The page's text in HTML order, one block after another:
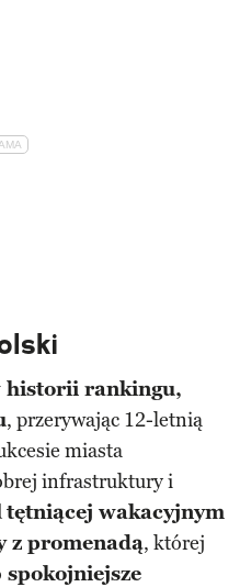
historii rankingu,
, przerywając 12-letnią
miasta
infrastruktury i
tętniącej wakacyjnym
z promenadą, której
spokojniejsze